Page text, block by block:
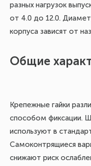
разных нагрузок
от 4.0 до 12.0.
корпуса зависят от
Общие
Крепежные гайки
способом фиксации.
используют в
Самоконтрящиеся
снижают риск